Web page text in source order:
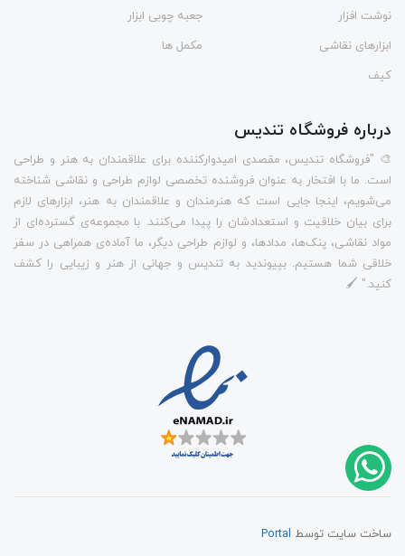
نوشت افزار
جعبه چوبی ابزار
ابزارهای نقاشی
مکمل ها
کیف
درباره فروشگاه تندیس
🎨 "فروشگاه تندیس، مقصدی امیدوارکننده برای علاقمندان به هنر و طراحی
است. ما با افتخار به عنوان فروشنده تخصصی لوازم طراحی و نقاشی شناخته
می‌شویم، اینجا جایی است که هنرمندان و علاقمندان به هنر، ابزارهای لازم
برای بیان خلاقیت و استعدادشان را پیدا می‌کنند. با مجموعه‌ی گسترده‌ای از
مواد نقاشی، پنک‌ها، مدادها، و لوازم طراحی دیگر، ما آماده‌ی همراهی در سفر
خلاقی شما هستیم. بپیوندید به تندیس و جهانی از هنر و زیبایی را کشف
کنید." 🖌️
ساخت سایت توسط Portal